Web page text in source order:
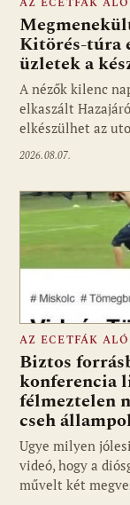
Fotó: media1.hu
AZ ECETFÁK
Kitörés-túra
üzletek a
A nézők kilenc
elkaszált
elkészülhet az
2026.08.07.
AZ ECETFÁK
Biztos
konferencia
félmeztelen
cseh
Ugye milyen
videó, hogy a
művelt két